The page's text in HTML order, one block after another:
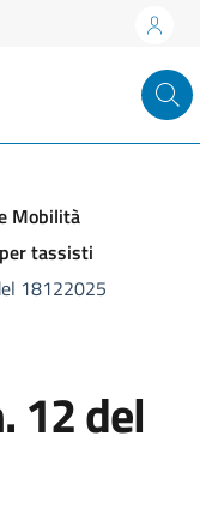
Mobilità
tassisti
18122025
12 del